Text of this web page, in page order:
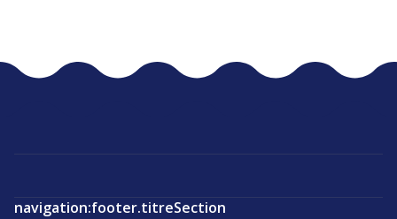
navigation:footer.titreSection